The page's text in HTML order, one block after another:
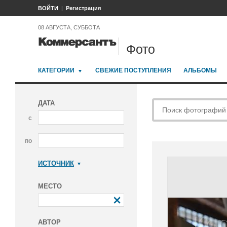
ВОЙТИ Регистрация
08 АВГУСТА, СУББОТА
Фото
КАТЕГОРИИ СВЕЖИЕ ПОСТУПЛЕНИЯ АЛЬБОМЫ
ДАТА
с
по
ИСТОЧНИК
МЕСТО
АВТОР